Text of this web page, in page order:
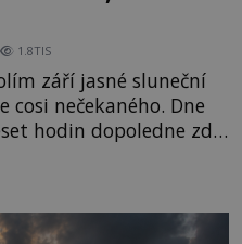
1.8TIS
září jasné sluneční
cosi nečekaného. Dne
hodin dopoledne zde
doloženému
se zde skutečně